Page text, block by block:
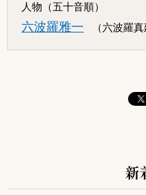
人物（五十音順）
六波羅雅一 （六波羅
サブコンテンツ
新